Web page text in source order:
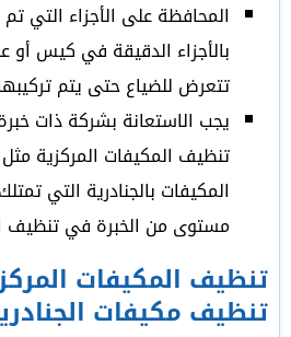
المحافظة على الأجزاء التي
بالأجزاء الدقيقة في كيس أو
تتعرض للضياع حتى يتم
يجب الاستعانة بشركة ذات
تنظيف المكيفات المركزية
المكيفات بالجنادرية التي
مستوى من الخبرة في تنظيف
تنظيف المكيفات
تنظيف مكيفات